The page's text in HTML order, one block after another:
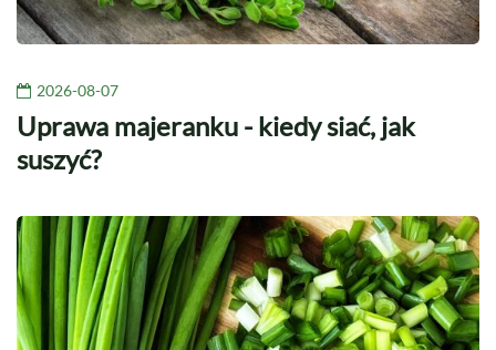
2026-08-07
Uprawa majeranku - kiedy siać, jak
suszyć?